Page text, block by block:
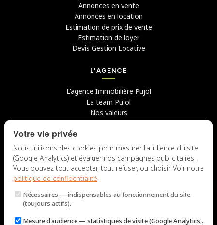
Annonces en vente
Annonces en location
Estimation de prix de vente
Estimation de loyer
Devis Gestion Locative
L'AGENCE
L'agence Immobilière Pujol
La team Pujol
Nos valeurs
Avis clients
Candidater chez nous
NOUS CONTACTER
Lun – Jeu : 9h – 12h / 14h – 18h
Votre vie privée
Nous utilisons des cookies pour mesurer l'audience du site
(Google Analytics) et évaluer nos campagnes publicitaires.
Vous pouvez tout accepter, tout refuser, ou choisir. Voir notre
politique de confidentialité.
Nécessaires — indispensables au fonctionnement du site
(toujours actifs).
Mesure d'audience — statistiques de visite (Google Analytics).